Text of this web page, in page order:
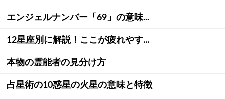
エンジェルナンバー「69」の意味...
12星座別に解説！ここが疲れやす...
本物の霊能者の見分け方
占星術の10惑星の火星の意味と特徴